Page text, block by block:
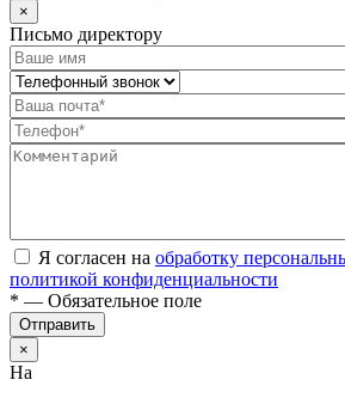
×
Письмо директору
Я согласен на обработку
политикой конфиденциальности
* — Обязательное поле
Отправить
×
На